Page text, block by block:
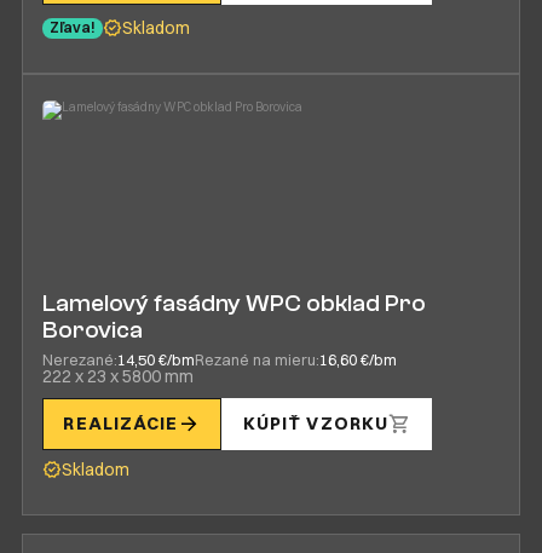
Zľava! Skladom
Lamelový fasádny WPC obklad Pro
Borovica
Nerezané:14,50 €/bmRezané na mieru:16,60 €/bm
222 x 23 x 5800 mm
REALIZÁCIE KÚPIŤ VZORKU
Skladom